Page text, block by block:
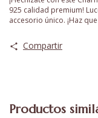
925 calidad premium!
accesorio único. ¡Haz
Compartir
Productos